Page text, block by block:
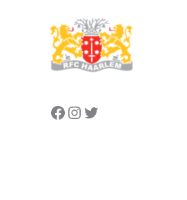
Facebook
Instagram
Twitter